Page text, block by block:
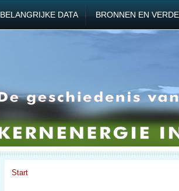
BELANGRIJKE DATA BRONNEN EN
Start